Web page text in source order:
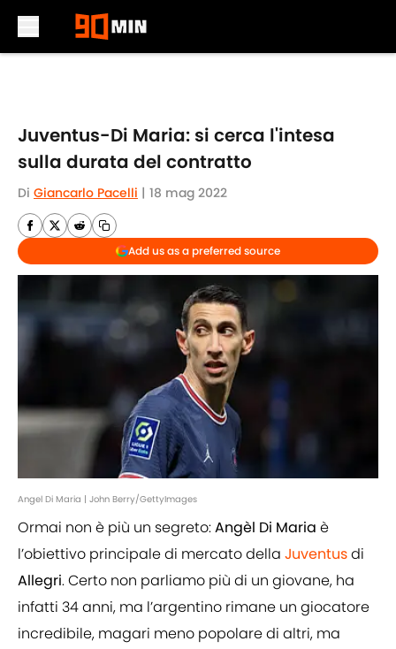
Juventus-Di Maria: si cerca l'intesa
sulla durata del contratto
Di Giancarlo Pacelli | 18 mag 2022
Add us as a preferred source
Angel Di Maria | John Berry/GettyImages
Ormai non è più un segreto:Angèl Di Maria è
l’obiettivo principale di mercato della Juventusdi
Allegri. Certo non parliamo più di un giovane, ha
infatti 34 anni, ma l’argentino rimane un giocatore
incredibile, magari meno popolare di altri, ma